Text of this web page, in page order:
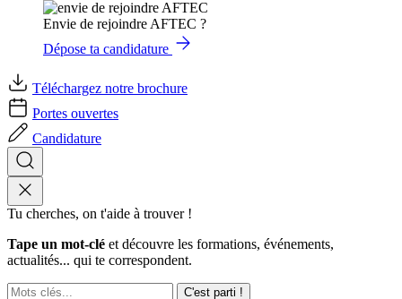
Envie de rejoindre AFTEC ?
Dépose ta candidature
Téléchargez notre brochure
Portes ouvertes
Candidature
Tu cherches, on t'aide à trouver !
Tape un mot-clé et découvre les formations, événements,
actualités... qui te correspondent.
C'est parti !